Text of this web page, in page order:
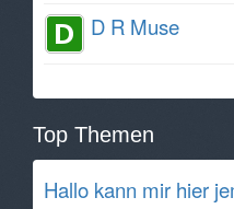
D R Muse
Top Themen
Hallo kann mir hier